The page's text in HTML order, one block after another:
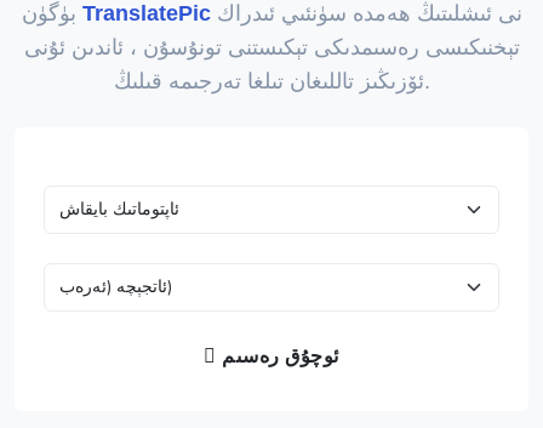
TranslatePicنى ئىشلىتىڭ ھەمدە سۈنئىي ئىدراك
تېخنىكىسى رەسىمدىكى تېكىستنى تونۇسۇن ، ئاندىن ئۇنى
ئۆزىڭىز تاللىغان تىلغا تەرجىمە قىلىڭ.
ئوچۇق رەسىم